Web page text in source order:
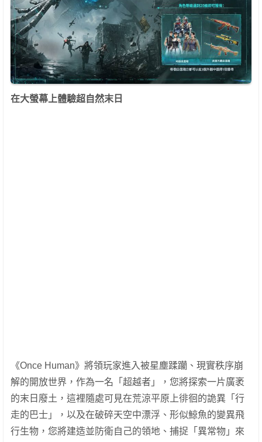
在大螢幕上體驗超自然末日
《Once Human》將領玩家進入被星塵蹂躪、現實秩序崩
解的開放世界，作為一名「超越者」，您將探索一片廣袤
的末日廢土，這裡隨處可見在荒涼平原上徘徊的詭異「行
走的巴士」，以及在破碎天空中漂浮、形似鯨魚的變異飛
行生物，您將建造並防衛自己的領地、捕捉「異常物」來